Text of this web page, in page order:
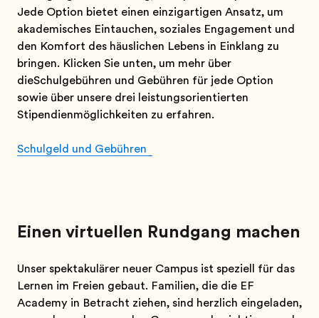
Jede Option bietet einen einzigartigen Ansatz, um
akademisches Eintauchen, soziales Engagement und
den Komfort des häuslichen Lebens in Einklang zu
bringen. Klicken Sie unten, um mehr über
dieSchulgebühren und Gebühren für jede Option
sowie über unsere drei leistungsorientierten
Stipendienmöglichkeiten zu erfahren.
Schulgeld und Gebühren
Einen virtuellen Rundgang machen
Unser spektakulärer neuer Campus ist speziell für das
Lernen im Freien gebaut. Familien, die die EF
Academy in Betracht ziehen, sind herzlich eingeladen,